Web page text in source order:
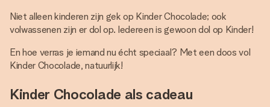
Niet alleen kinderen zijn gek op Kinder Chocolade; ook
volwassenen zijn er dol op. Iedereen is gewoon dol op Kinder!
En hoe verras je iemand nu écht speciaal? Met een doos vol
Kinder Chocolade, natuurlijk!
Kinder Chocolade als cadeau